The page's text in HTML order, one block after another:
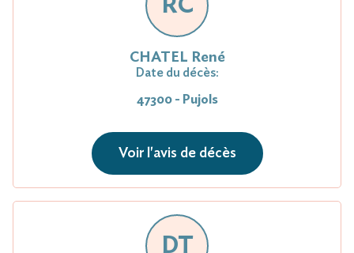
RC
CHATEL René
Date du décès:
47300 - Pujols
Voir l'avis de décès
DT